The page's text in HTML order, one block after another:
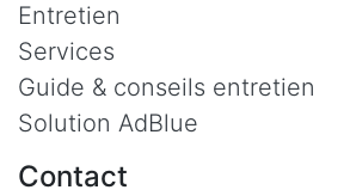
Entretien
Services
Guide & conseils entretien
Solution AdBlue
Contact